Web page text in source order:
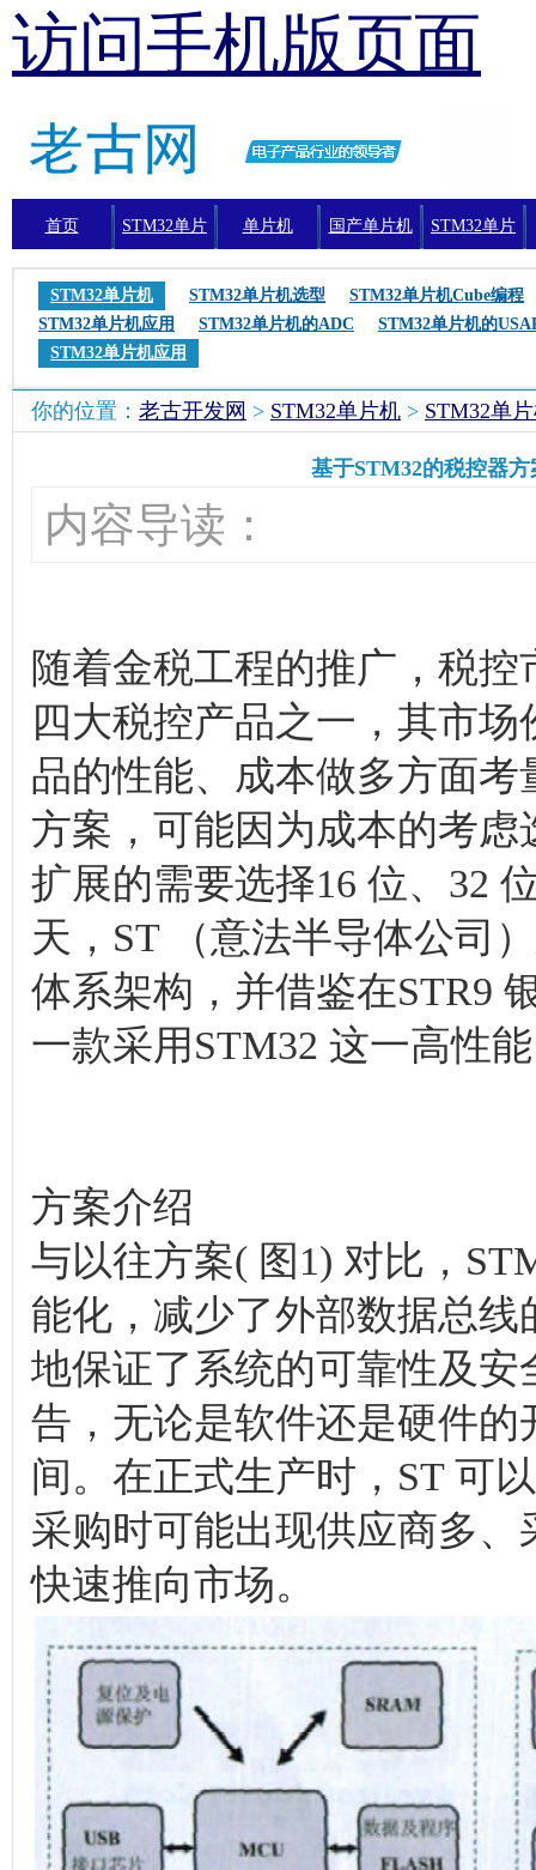
访问手机版页面
首页 STM32单片
机
单片机 国产单片机 STM32单片
STM32单片机
STM32单片机选型
STM32单片机Cube编程
STM32单片机应用
STM32单片机的ADC
STM32单片机的
STM32单片机应用
你的位置： 老古开发网 > STM32单片机 > STM32单
基于STM32的税控器方
内容导读：
随着金税工程的推广，税
四大税控产品之一，其市
品的性能、成本做多方面
方案，可能因为成本的考
扩展的需要选择16 位、32
天，ST （意法半导体公司
体系架构，并借鉴在STR9
一款采用STM32 这一高性
方案介绍
与以往方案( 图1) 对比，
能化，减少了外部数据总
地保证了系统的可靠性及
告，无论是软件还是硬件
间。在正式生产时，ST 可
采购时可能出现供应商多
快速推向市场。